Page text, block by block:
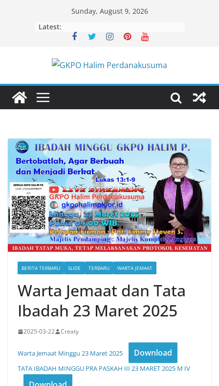
Sunday, August 9, 2026
Latest:
BERITA TERBARU SLIDE TERBARU WARTA JEMAAT
Warta Jemaat dan Tata
Ibadah 23 Maret 2025
2025-03-22 Creaty
Warta Jemaat Minggu 23 Maret 2025 Download
TATA IBADAH MINGGU PRA PASKAH III 23 MARET 2025 M IV